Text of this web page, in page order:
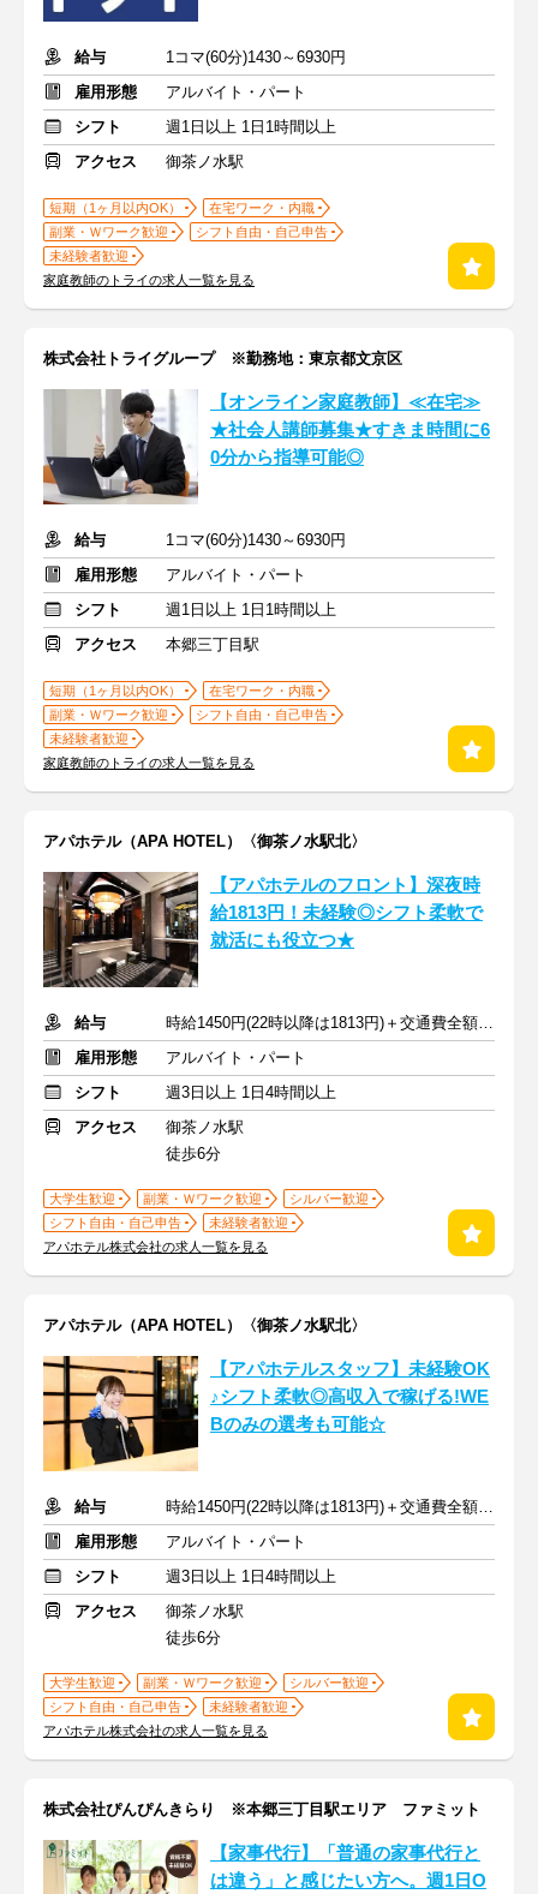
給与
1コマ(60分)1430～6930円
雇用形態
アルバイト・パート
シフト
週1日以上 1日1時間以上
アクセス
御茶ノ水駅
短期（1ヶ月以内OK）
在宅ワーク・内職
副業・Ｗワーク歓迎
シフト自由・自己申告
未経験者歓迎
家庭教師のトライの求人一覧を見る
株式会社トライグループ ※勤務地：東京都文京区
【オンライン家庭教師】≪在宅≫
★社会人講師募集★すきま時間に6
0分から指導可能◎
給与
1コマ(60分)1430～6930円
雇用形態
アルバイト・パート
シフト
週1日以上 1日1時間以上
アクセス
本郷三丁目駅
短期（1ヶ月以内OK）
在宅ワーク・内職
副業・Ｗワーク歓迎
シフト自由・自己申告
未経験者歓迎
家庭教師のトライの求人一覧を見る
アパホテル（APA HOTEL）〈御茶ノ水駅北〉
【アパホテルのフロント】深夜時
給1813円！未経験◎シフト柔軟で
就活にも役立つ★
給与
時給1450円(22時以降は1813円)＋交通費全額支給
雇用形態
アルバイト・パート
シフト
週3日以上 1日4時間以上
アクセス
御茶ノ水駅
徒歩6分
大学生歓迎 副業・Ｗワーク歓迎
シルバー歓迎
シフト自由・自己申告
未経験者歓迎
アパホテル株式会社の求人一覧を見る
アパホテル（APA HOTEL）〈御茶ノ水駅北〉
【アパホテルスタッフ】未経験OK
♪シフト柔軟◎高収入で稼げる!WE
Bのみの選考も可能☆
給与
時給1450円(22時以降は1813円)＋交通費全額支給
雇用形態
アルバイト・パート
シフト
週3日以上 1日4時間以上
アクセス
御茶ノ水駅
徒歩6分
大学生歓迎 副業・Ｗワーク歓迎
シルバー歓迎
シフト自由・自己申告
未経験者歓迎
アパホテル株式会社の求人一覧を見る
株式会社ぴんぴんきらり ※本郷三丁目駅エリア ファミット
【家事代行】「普通の家事代行と
は違う」と感じたい方へ。週1日O